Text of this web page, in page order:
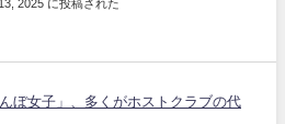
2025 に投稿された
ぼ女子」、多くがホストクラブの代